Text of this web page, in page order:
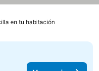
en tu habitación